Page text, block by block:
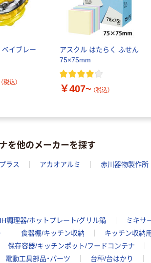
イブレー
（税込）
アスクル はたらく ふせん
75×75mm
￥407~ （税込）
を他のメーカーを探す
ラス アカオアルミ
赤川器物製作所
IH調理器/ホットプレート/グリル鍋
ミキサ
食器棚/キッチン収納
キッチン収納
保存容器/キッチンポット/フードコンテナ
電動工具部品・パーツ
台秤/台はかり